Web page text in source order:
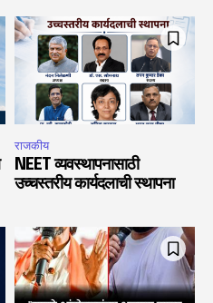
राजकीय
NEET व्यवस्थापनासाठी
उच्चस्तरीय कार्यदलाची स्थापना